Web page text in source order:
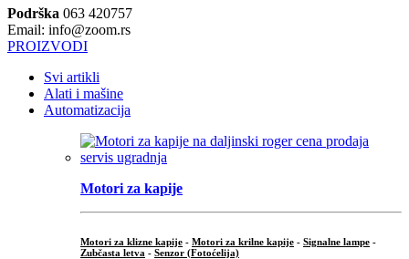
Podrška 063 420757
Email: info@zoom.rs
PROIZVODI
Svi artikli
Alati i mašine
Automatizacija
Motori za kapije
Motori za klizne kapije - Motori za krilne kapije - Signalne lampe -
Zubčasta letva - Senzor (Fotoćelija)